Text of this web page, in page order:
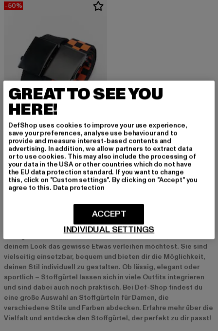
-50%
URBAN CLASSICS
Check And Solid Canvas 2-Pack
9,00 EUR
Derzeitiger Preis: 9,00 EUR
17,99 EURAktionspreis: 17,99 EUR
Stoffgürtel Damen: Der perfekte Mix aus Style und
Stoffgürtel für Damen sind das ideale Accessoire, wenn du
deinem Look das gewisse Etwas verleihen möchtest. Sie sind
vielseitig einsetzbar, bequem und bieten dir die Möglichkeit,
deinen Stil individuell zu gestalten. Ob lässig, elegant oder
sportlich – Stoffgürtel lassen sich in viele Outfits integrieren
und sind dabei auch noch praktisch. Bei Def-Shop findest du
eine große Auswahl an Stoffgürteln für Damen, die
verschiedene Stile und Farben abdecken. Erfahre mehr über die
Vielfalt und entdecke den Stoffgürtel, der perfekt zu dir passt!
GREAT TO SEE YOU
HERE!
DefShop uses cookies to improve your use experience,
save your preferences, analyse use behaviour and to
provide and measure interest-based contents and
advertising. In addition, we allow partners to extract data
or to use cookies. This may also include the processing of
your data in the USA or other countries which do not have
the EU data protection standard. If you want to change
this, click on "Custom settings". By clicking on "Accept" you
agree to this. Data protection
INDIVIDUAL SETTINGS
ACCEPT